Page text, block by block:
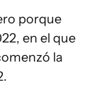
porque
en el que
la